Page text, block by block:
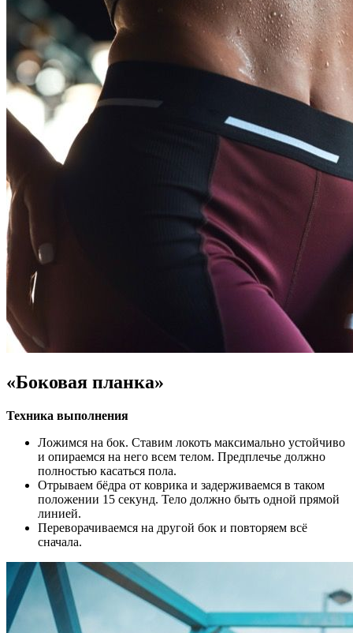
«Боковая планка»
Техника выполнения
Ложимся на бок. Ставим локоть максимально устойчиво
и опираемся на него всем телом. Предплечье должно
полностью касаться пола.
Отрываем бёдра от коврика и задерживаемся в таком
положении 15 секунд. Тело должно быть одной прямой
линией.
Переворачиваемся на другой бок и повторяем всё
сначала.